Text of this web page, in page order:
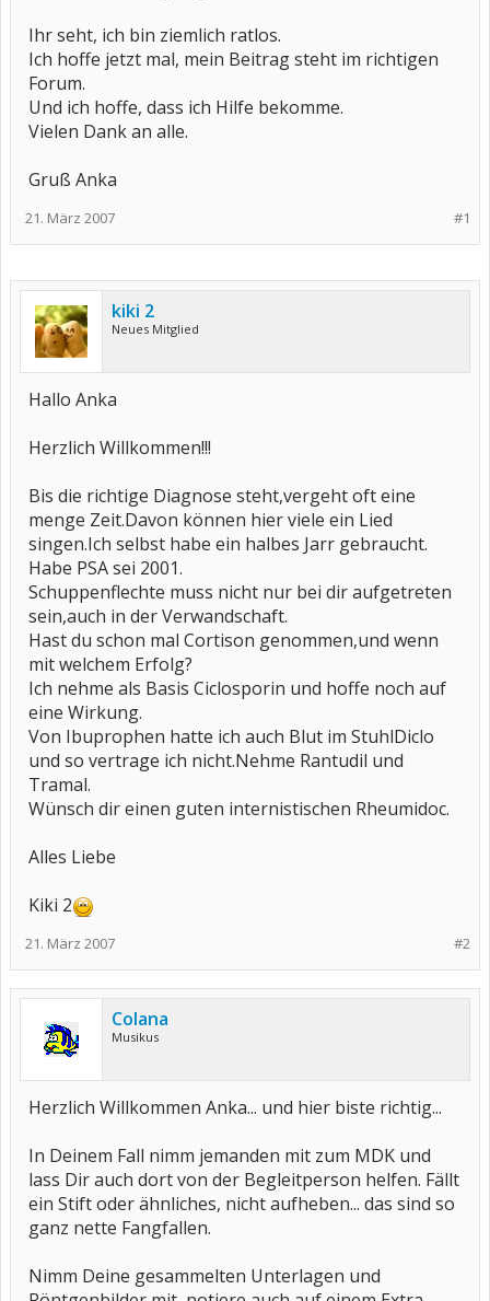
Ihr seht, ich bin ziemlich ratlos.
Ich hoffe jetzt mal, mein Beitrag steht im richtigen
Forum.
Und ich hoffe, dass ich Hilfe bekomme.
Vielen Dank an alle.
Gruß Anka
#1
21. März 2007
kiki 2
Neues Mitglied
Hallo Anka
Herzlich Willkommen!!!
Bis die richtige Diagnose steht,vergeht oft eine
menge Zeit.Davon können hier viele ein Lied
singen.Ich selbst habe ein halbes Jarr gebraucht.
Habe PSA sei 2001.
Schuppenflechte muss nicht nur bei dir aufgetreten
sein,auch in der Verwandschaft.
Hast du schon mal Cortison genommen,und wenn
mit welchem Erfolg?
Ich nehme als Basis Ciclosporin und hoffe noch auf
eine Wirkung.
Von Ibuprophen hatte ich auch Blut im StuhlDiclo
und so vertrage ich nicht.Nehme Rantudil und
Tramal.
Wünsch dir einen guten internistischen Rheumidoc.
Alles Liebe
Kiki 2
#2
21. März 2007
Colana
Musikus
Herzlich Willkommen Anka... und hier biste richtig...
In Deinem Fall nimm jemanden mit zum MDK und
lass Dir auch dort von der Begleitperson helfen. Fällt
ein Stift oder ähnliches, nicht aufheben... das sind so
ganz nette Fangfallen.
Nimm Deine gesammelten Unterlagen und